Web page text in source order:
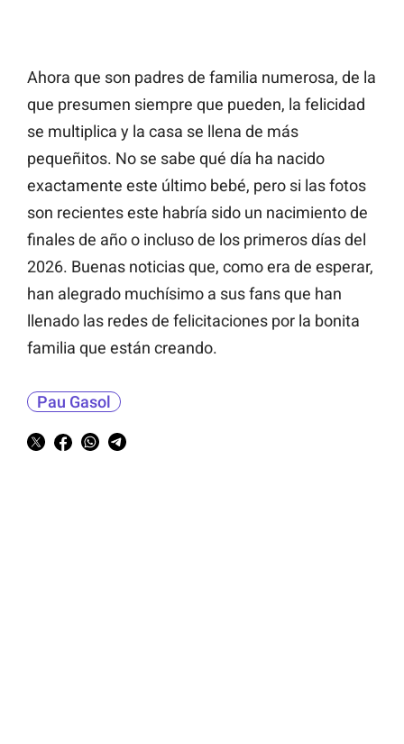
Ahora que son padres de familia numerosa, de la
que presumen siempre que pueden, la felicidad
se multiplica y la casa se llena de más
pequeñitos. No se sabe qué día ha nacido
exactamente este último bebé, pero si las fotos
son recientes este habría sido un nacimiento de
finales de año o incluso de los primeros días del
2026. Buenas noticias que, como era de esperar,
han alegrado muchísimo a sus fans que han
llenado las redes de felicitaciones por la bonita
familia que están creando.
Pau Gasol